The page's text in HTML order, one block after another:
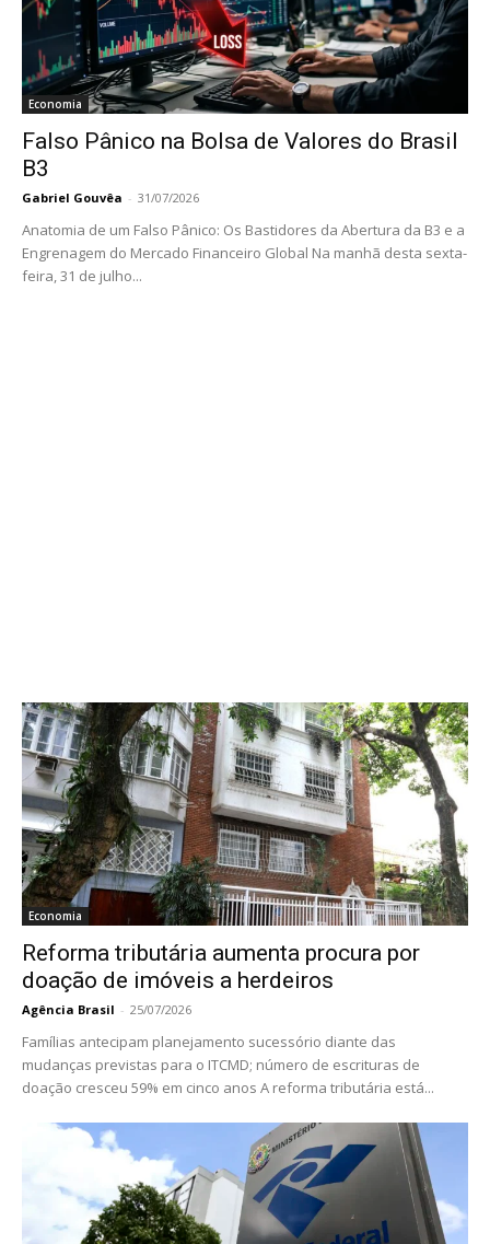
Economia
Falso Pânico na Bolsa de Valores do Brasil
B3
Gabriel Gouvêa - 31/07/2026
Anatomia de um Falso Pânico: Os Bastidores da Abertura da B3 e a
Engrenagem do Mercado Financeiro Global Na manhã desta sexta-
feira, 31 de julho...
Economia
Reforma tributária aumenta procura por
doação de imóveis a herdeiros
Agência Brasil - 25/07/2026
Famílias antecipam planejamento sucessório diante das
mudanças previstas para o ITCMD; número de escrituras de
doação cresceu 59% em cinco anos A reforma tributária está...